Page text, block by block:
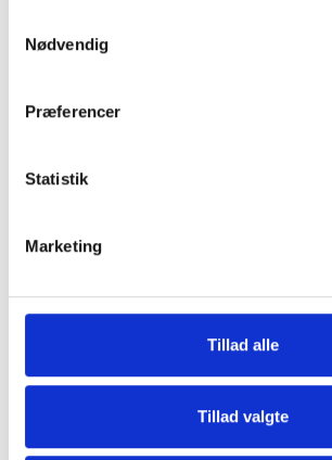
Nødvendig
Præferencer
Statistik
Marketing
Tillad alle
Tillad valgte
Udvendigt Udstyr